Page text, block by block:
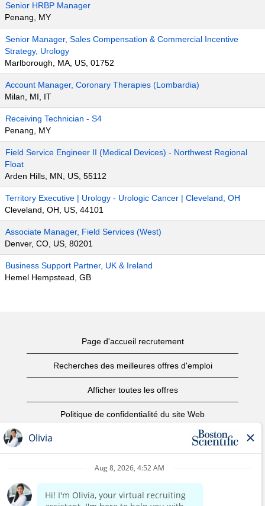
Senior HRBP Manager
Penang, MY
Senior Manager, Sales Compensation & Commercial Incentive
Strategy, Urology
Marlborough, MA, US, 01752
Account Manager, Coronary Therapies (Lombardia)
Milan, MI, IT
Receiving Technician - S4
Penang, MY
Field Service Engineer II (Medical Devices) - Northwest Regional
Float
Arden Hills, MN, US, 55112
Territory Executive | Urology - Urologic Cancer | Cleveland, OH
Cleveland, OH, US, 44101
Associate Manager, Field Services (West)
Denver, CO, US, 80201
Business Support Partner, UK & Ireland
Hemel Hempstead, GB
Page d'accueil recrutement
Recherches des meilleures offres d'emploi
Afficher toutes les offres
Politique de confidentialité du site Web